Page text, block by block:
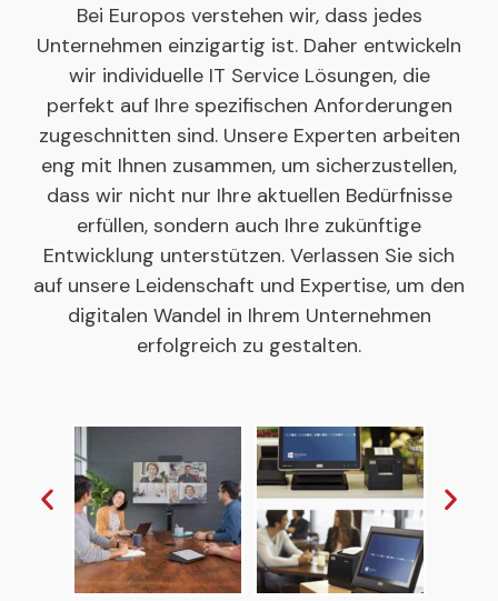
Bei Europos verstehen wir, dass jedes
Unternehmen einzigartig ist. Daher entwickeln
wir individuelle IT Service Lösungen, die
perfekt auf Ihre spezifischen Anforderungen
zugeschnitten sind. Unsere Experten arbeiten
eng mit Ihnen zusammen, um sicherzustellen,
dass wir nicht nur Ihre aktuellen Bedürfnisse
erfüllen, sondern auch Ihre zukünftige
Entwicklung unterstützen. Verlassen Sie sich
auf unsere Leidenschaft und Expertise, um den
digitalen Wandel in Ihrem Unternehmen
erfolgreich zu gestalten.